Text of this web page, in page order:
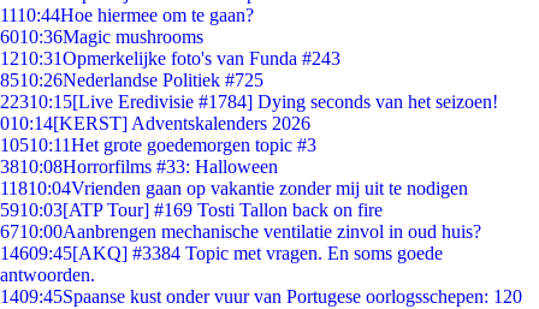
1110:44Hoe hiermee om te gaan?
6010:36Magic mushrooms
1210:31Opmerkelijke foto's van Funda #243
8510:26Nederlandse Politiek #725
22310:15[Live Eredivisie #1784] Dying seconds van het seizoen!
010:14[KERST] Adventskalenders 2026
10510:11Het grote goedemorgen topic #3
3810:08Horrorfilms #33: Halloween
11810:04Vrienden gaan op vakantie zonder mij uit te nodigen
5910:03[ATP Tour] #169 Tosti Tallon back on fire
6710:00Aanbrengen mechanische ventilatie zinvol in oud huis?
14609:45[AKQ] #3384 Topic met vragen. En soms goede
antwoorden.
1409:45Spaanse kust onder vuur van Portugese oorlogsschepen: 120